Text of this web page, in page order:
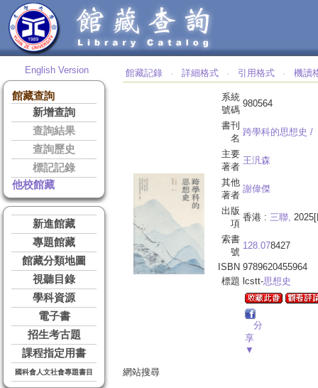
English Version
館藏查詢
新增查詢
查詢結果
查詢歷史
標記記錄
他校館藏
新進館藏
專題館藏
館藏分類地圖
視聽目錄
學科資源
電子書
招生考古題
課程指定用書
國科會人文社會專題書目
館藏記錄 ‧ 詳細格式 ‧ 引用格式 ‧ 機讀
系統
號碼
980564
書刊
名
跨學科的思想史 /
主要
著者
王汎森
其他
著者
謝偉傑
出版
項
香港 : 三聯,
索書
號
128.078427
ISBN 9789620455964
標題 lcstt-思想史
分
享
▼
網站搜尋